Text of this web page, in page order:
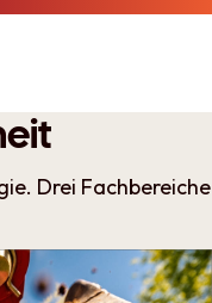
Drei Fachbereiche